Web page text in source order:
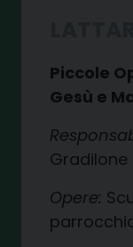
Piccole
Gesù e
Gradilone
Opere: